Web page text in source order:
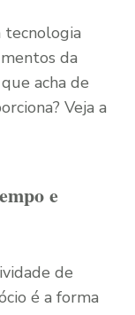
tecnologia
da
acha de
Veja a
e
de
é a forma